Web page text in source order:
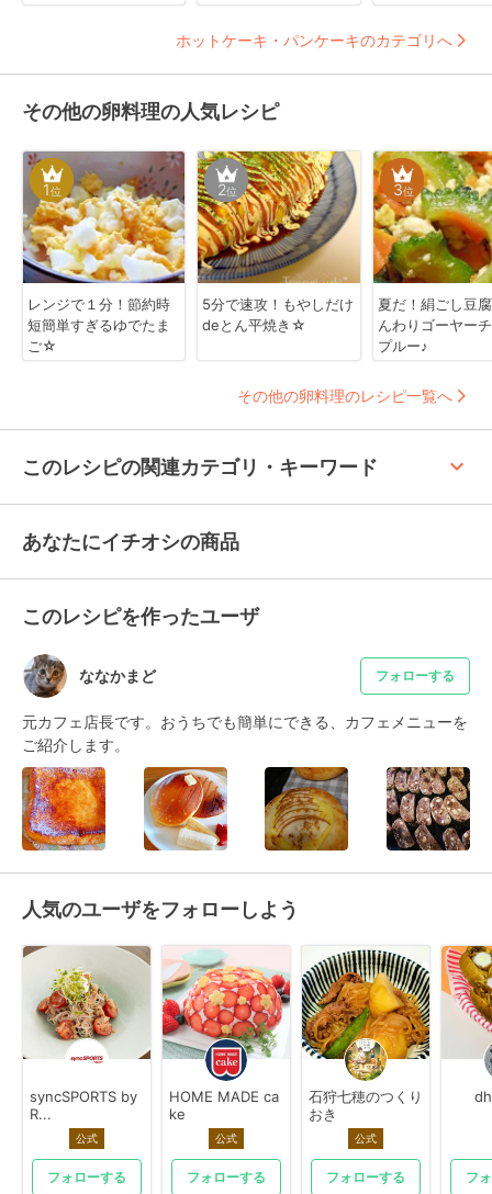
ホットケーキ・パンケーキのカテゴリへ
その他の卵料理の人気レシピ
1位
レンジで１分！節約時
短簡単すぎるゆでたま
ご☆
2位
5分で速攻！もやしだけ
deとん平焼き☆
3位
夏だ！絹ごし豆
んわりゴーヤー
プルー♪
その他の卵料理のレシピ一覧へ
このレシピの関連カテゴリ・キーワード keyboard_arrow_up
あなたにイチオシの商品
このレシピを作ったユーザ
ななかまど フォローする
元カフェ店長です。おうちでも簡単にできる、カフェメニューを
ご紹介します。
人気のユーザをフォローしよう
syncSPORTS by
R...
公式
フォローする
HOME MADE ca
ke
公式
フォローする
石狩七穂のつくり
おき
公式
フォローする フ